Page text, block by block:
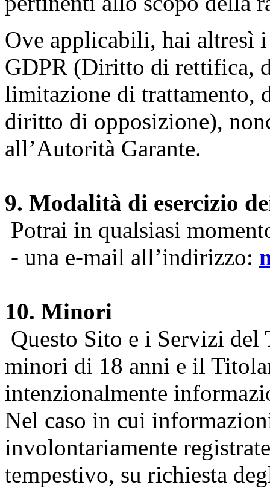
Ove applicabili, hai
GDPR (Diritto di rettifica,
limitazione di trattamento,
diritto di opposizione),
all’Autorità Garante.
9. Modalità di esercizio
Potrai in qualsiasi
- una e-mail all’indirizzo:
10. Minori
Questo Sito e i Servizi del
minori di 18 anni e il
intenzionalmente
Nel caso in cui
involontariamente
tempestivo, su richiesta